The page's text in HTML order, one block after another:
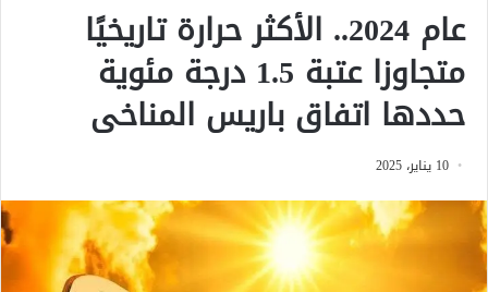
عام 2024.. الأكثر حرارة تاريخيًا
متجاوزا عتبة 1.5 درجة مئوية
حددها اتفاق باريس المناخى
10 يناير، 2025